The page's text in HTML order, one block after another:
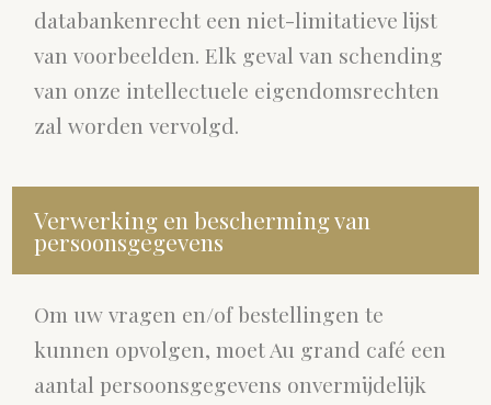
databankenrecht een niet-limitatieve lijst
van voorbeelden. Elk geval van schending
van onze intellectuele eigendomsrechten
zal worden vervolgd.
Verwerking en bescherming van
persoonsgegevens
Om uw vragen en/of bestellingen te
kunnen opvolgen, moet Au grand café een
aantal persoonsgegevens onvermijdelijk